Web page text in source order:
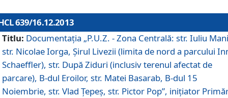
639/16.12.2013
Titlu: Documentaţia „P.U.Z. - Zona Centrală: str. Iuliu
str. Nicolae Iorga, Şirul Livezii (limita de nord a parcului
Schaeffler), str. După Ziduri (inclusiv terenul afectat de
parcare), B-dul Eroilor, str. Matei Basarab, B-dul 15
Noiembrie, str. Vlad Ţepeş, str. Pictor Pop”, iniţiator